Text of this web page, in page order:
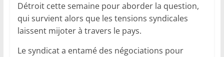
Détroit cette semaine pour aborder la question,
qui survient alors que les tensions syndicales
laissent mijoter à travers le pays.
Le syndicat a entamé des négociations pour